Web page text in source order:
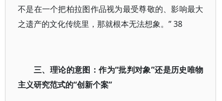
不是在一个把柏拉图作品视为最受尊敬的、影响最大
之遗产的文化传统里，那就根本无法想象。” 38
三、理论的意图：作为“批判对象”还是历史唯物
主义研究范式的“创新个案”